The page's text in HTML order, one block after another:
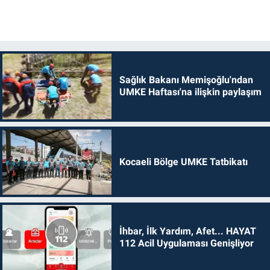
Sağlık Bakanı Memişoğlu'ndan
UMKE Haftası'na ilişkin paylaşım
Kocaeli Bölge UMKE Tatbikatı
İhbar, İlk Yardım, Afet... HAYAT
112 Acil Uygulaması Genişliyor